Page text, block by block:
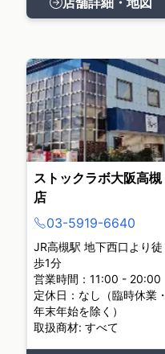
ストックラボ大阪高槻
店
03-5919-6640
JR高槻駅 地下西口より徒
歩1分
営業時間：11:00 - 20:00
定休日：なし（臨時休業・
年末年始を除く）
取扱商材: すべて